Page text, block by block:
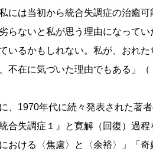
には当初から統合失調症の治癒
らないと私が思う理由になって
いるかもしれない。私が、おれ
不在に気づいた理由でもある」（
、1970年代に続々発表された
合失調症１』と寛解（回復）過
おける〈焦慮〉と〈余裕〉」「